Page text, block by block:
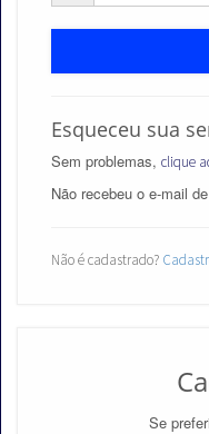
Aprovados
Esqueceu sua
Sem problemas, clique
Não recebeu o e-mail
Não é cadastrado?
Se